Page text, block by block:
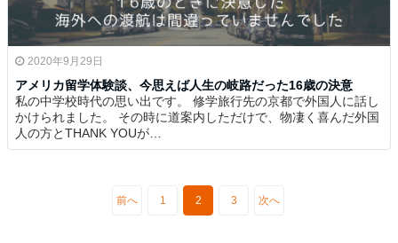
2020年9月29日
アメリカ留学体験談、今思えば人生の岐路だった16歳の決意
私の中学校時代の思い出です。 修学旅行先の京都で外国人に話し
かけられました。 その時に道案内しただけで、物凄く喜んだ外国
人の方とTHANK YOUが…
前へ 1 2 3 次へ